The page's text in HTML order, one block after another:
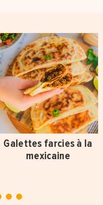
Galettes farcies à la
mexicaine